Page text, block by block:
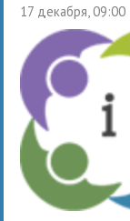
17 декабря, 09:00